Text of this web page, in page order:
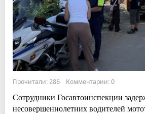
Прочитали: 286 Комментарии: 0
Сотрудники Госавтоинспекции
несовершеннолетних водителей